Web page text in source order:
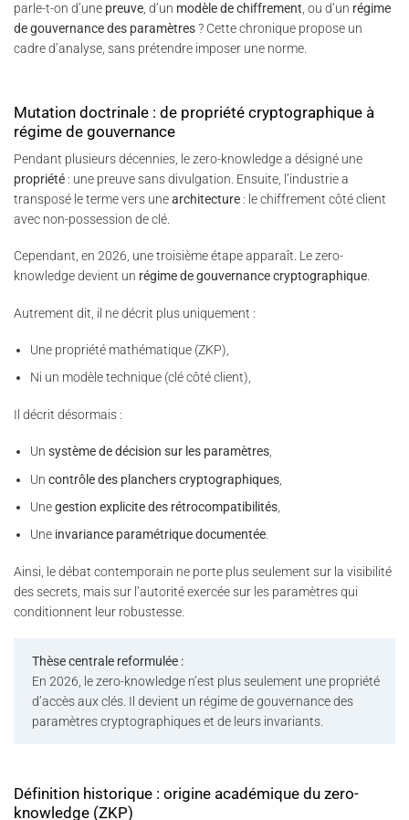
parle-t-on d’une preuve, d’un modèle de chiffrement, ou d’un régime
de gouvernance des paramètres? Cette chronique propose un
cadre d’analyse, sans prétendre imposer une norme.
Mutation doctrinale : de propriété cryptographique à
régime de gouvernance
Pendant plusieurs décennies, le zero-knowledge a désigné une
propriété : une preuve sans divulgation. Ensuite, l’industrie a
transposé le terme vers unearchitecture : le chiffrement côté client
avec non-possession de clé.
Cependant, en 2026, une troisième étape apparaît. Le zero-
knowledge devient un régime de gouvernance cryptographique.
Autrement dit, il ne décrit plus uniquement :
Une propriété mathématique (ZKP),
Ni un modèle technique (clé côté client),
Il décrit désormais :
Unsystème de décision sur les paramètres
Uncontrôle des planchers cryptographiques
Unegestion explicite des rétrocompatibilités
Une invariance paramétrique documentée.
Ainsi, le débat contemporain ne porte plus seulement sur la visibilité
des secrets, mais sur l’autorité exercée sur les paramètres qui
conditionnent leur robustesse.
Thèse centrale reformulée :
En 2026, le zero-knowledge n’est plus seulement une propriété
d’accès aux clés. Il devient un régime de gouvernance des
paramètres cryptographiques et de leurs invariants.
Définition historique : origine académique du zero-
knowledge (ZKP)